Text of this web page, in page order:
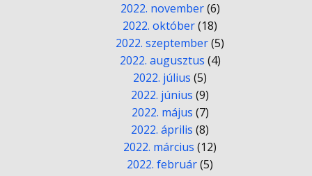
2022. november(6)
2022. október(18)
2022. szeptember(5)
2022. augusztus (4)
2022. július (5)
2022. június (9)
2022. május (7)
2022. április (8)
2022. március (12)
2022. február(5)